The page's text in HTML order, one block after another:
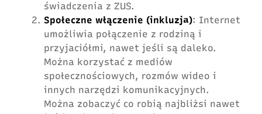
świadczenia z ZUS.
Społeczne włączenie (inkluzja): Internet
umożliwia połączenie z rodziną i
przyjaciółmi, nawet jeśli są daleko.
Można korzystać z mediów
społecznościowych, rozmów wideo i
innych narzędzi komunikacyjnych.
Można zobaczyć co robią najbliżsi nawet